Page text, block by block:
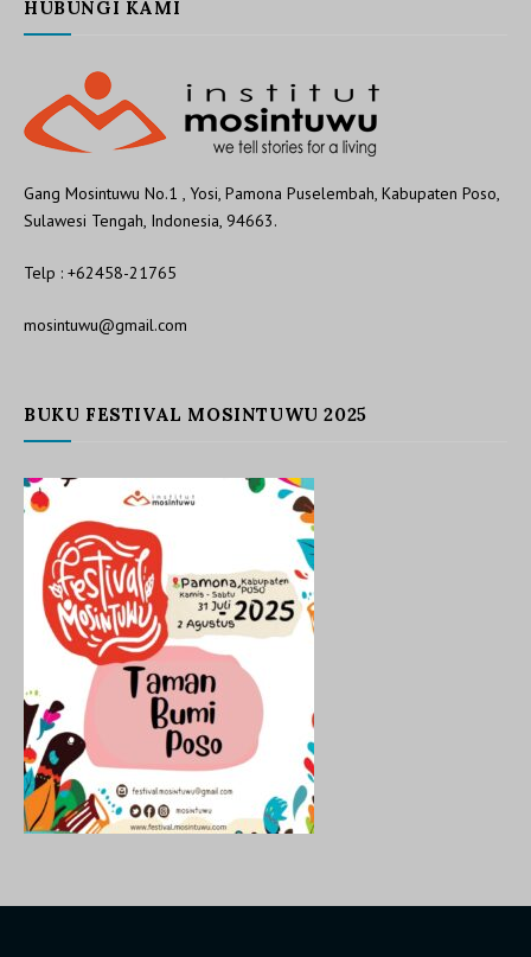
HUBUNGI KAMI
Gang Mosintuwu No.1 , Yosi, Pamona Puselembah, Kabupaten Poso,
Sulawesi Tengah, Indonesia, 94663.
Telp : +62458-21765
mosintuwu@gmail.com
BUKU FESTIVAL MOSINTUWU 2025